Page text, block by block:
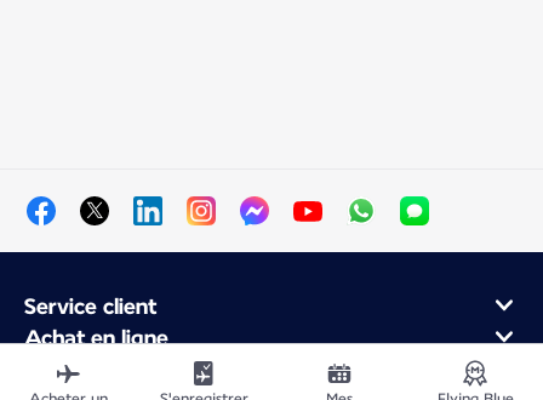
Service client
Achat en ligne
Programme de fidélité et partenaires